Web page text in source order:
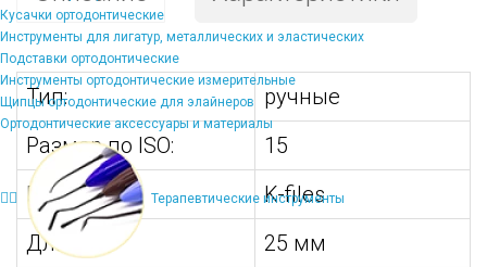
Кусачки ортодонтические
Инструменты для лигатур, металлических и эластических
Подставки ортодонтические
Инструменты ортодонтические измерительные
Щипцы ортодонтические для элайнеров
Ортодонтические аксессуары и материалы
Терапевтические инструменты
Тип:
ручные
Размер по ISO:
15
Вид:
K-files
Длина:
25 мм